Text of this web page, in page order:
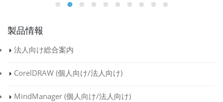
製品情報
法人向け総合案内
CorelDRAW (個人向け/法人向け)
MindManager (個人向け/法人向け)